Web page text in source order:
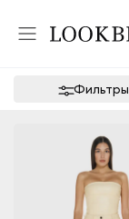
Фильтры